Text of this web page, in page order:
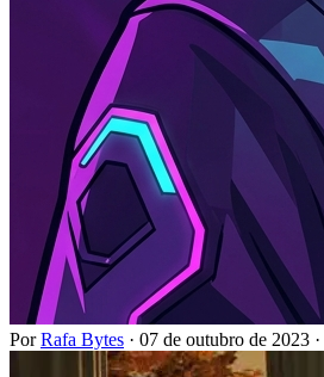
PorRafa Bytes · 07 de outubro de 2023 ·